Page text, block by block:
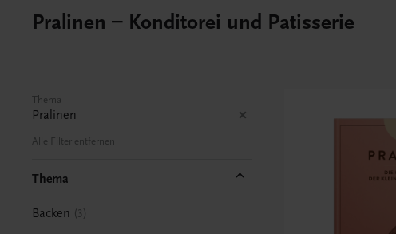
Pralinen – Konditorei und Patisserie
Thema
Pralinen
Alle Filter entfernen
Thema
Backen 3